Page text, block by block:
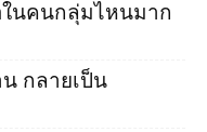
ในคนกลุ่มไหนมาก
กลายเป็น